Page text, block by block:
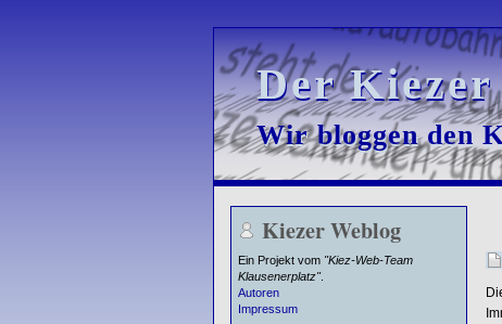
Der
Der
Wir bloggen den
Wir bloggen den
Kiezer Weblog
Ein Projekt vom "Kiez-Web-Team
Klausenerplatz".
Autoren
Impressum